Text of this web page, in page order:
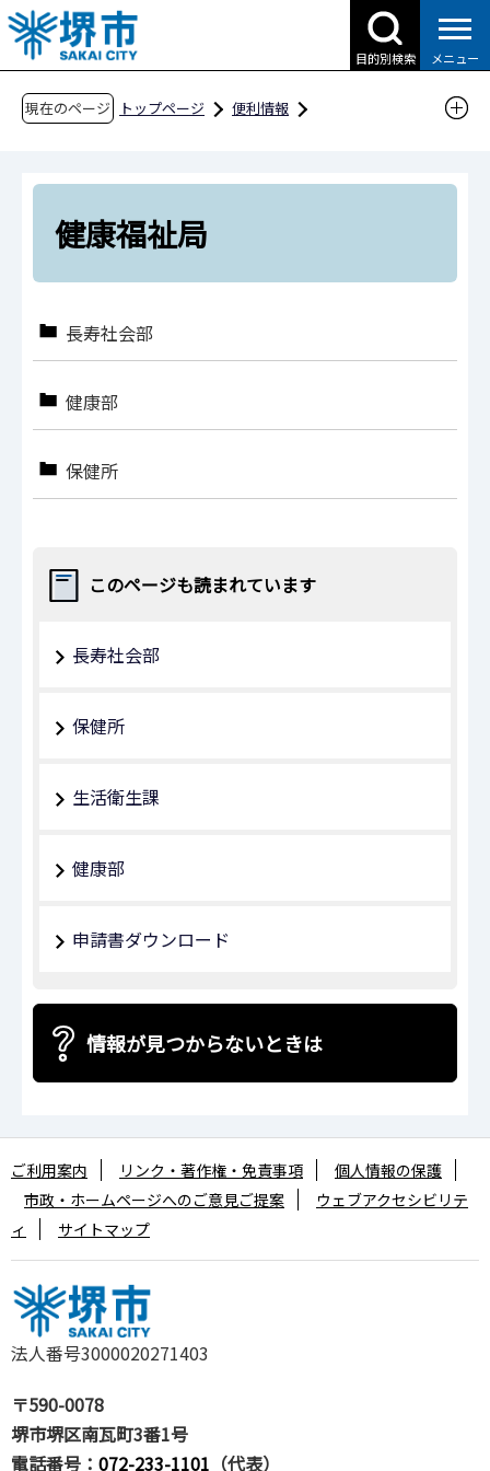
こ
の
ペ
目的別検索 メニュー
現在のページ トップページ
便利情報
申請書ダウンロード（市民の方へ）
組織別検索
健康福祉局
長寿社会部
健康部
保健所
このページも読まれています
長寿社会部
保健所
生活衛生課
健康部
申請書ダウンロード
情報が見つからないときは
法人番号3000020271403
〒590-0078
堺市堺区南瓦町3番1号
電話番号： 072-233-1101 （代表）
ご利用案内 リンク・著作権・免責事項
個人情報の保護
市政・ホームページへのご意見ご提案
ウェブアクセシビリテ
ィ
サイトマップ